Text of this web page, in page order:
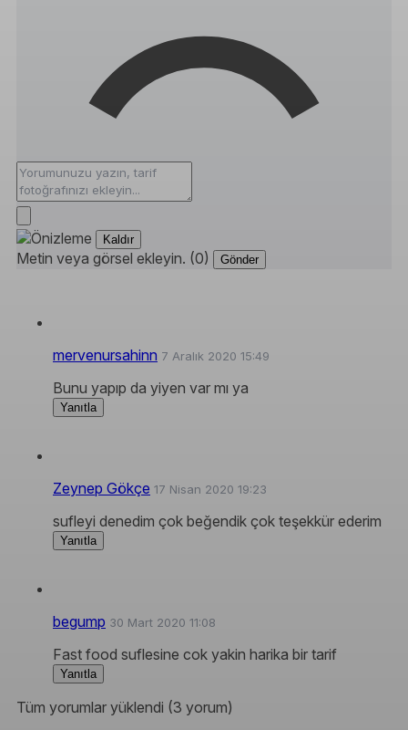
Kaldır
Metin veya görsel ekleyin. (0) Gönder
mervenursahinn 7 Aralık 2020 15:49
Bunu yapıp da yiyen var mı ya
Yanıtla
Zeynep Gökçe 17 Nisan 2020 19:23
sufleyi denedim çok beğendik çok teşekkür ederim
Yanıtla
begump 30 Mart 2020 11:08
Fast food suflesine cok yakin harika bir tarif
Yanıtla
Tüm yorumlar yüklendi (3 yorum)